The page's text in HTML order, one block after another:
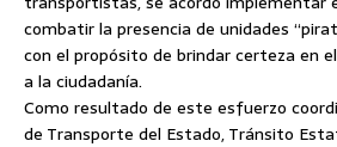
combatir la presencia de unidades
con el propósito de brindar certeza en
a la ciudadanía.
Como resultado de este esfuerzo
de Transporte del Estado, Tránsito